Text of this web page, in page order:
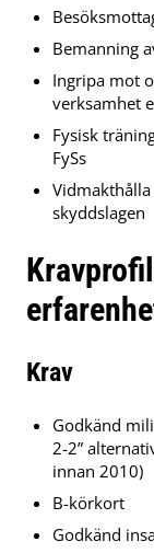
Bemanning
Ingripa mot
verksamhet
Fysisk
FySs
skyddslagen
Krav
Godkänd
2-2”
innan 2010)
B-körkort
Godkänd